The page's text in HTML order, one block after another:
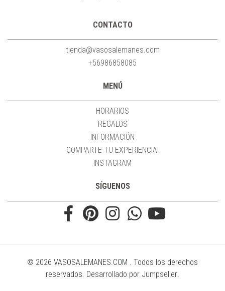
CONTACTO
tienda@vasosalemanes.com
+56986858085
MENÚ
HORARIOS
REGALOS
INFORMACIÓN
COMPARTE TU EXPERIENCIA!
INSTAGRAM
SÍGUENOS
© 2026 VASOSALEMANES.COM . Todos los derechos
reservados. Desarrollado por Jumpseller.